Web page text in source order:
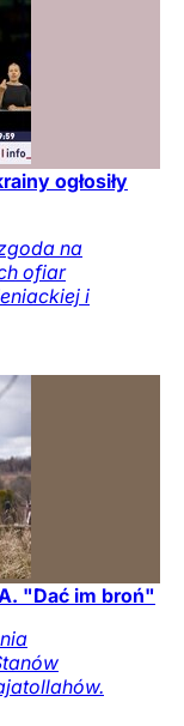
ogłosiły
na
ofiar
i
"Dać im broń"